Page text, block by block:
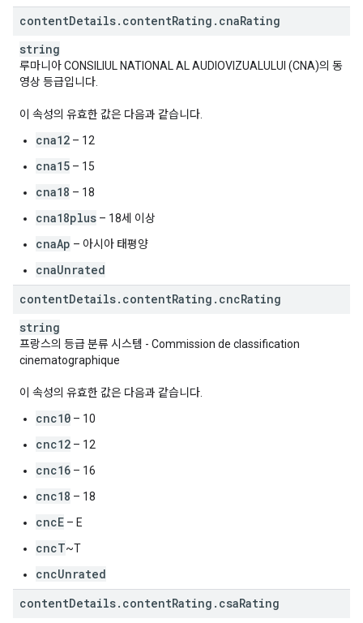
contentDetails. contentRating . cnaRating
string
루마니아 CONSILIUL NATIONAL AL AUDIOVIZUALULUI (CNA)의 동
영상 등급입니다.
이 속성의 유효한 값은 다음과 같습니다.
cna12 – 12
cna15 – 15
cna18 – 18
cna18plus – 18세 이상
cnaAp – 아시아 태평양
cnaUnrated
contentDetails. contentRating . cncRating
string
프랑스의 등급 분류 시스템 - Commission de classification
cinematographique
이 속성의 유효한 값은 다음과 같습니다.
cnc10 – 10
cnc12 – 12
cnc16 – 16
cnc18 – 18
cncE – E
cncT~T
cncUnrated
contentDetails. contentRating . csaRating